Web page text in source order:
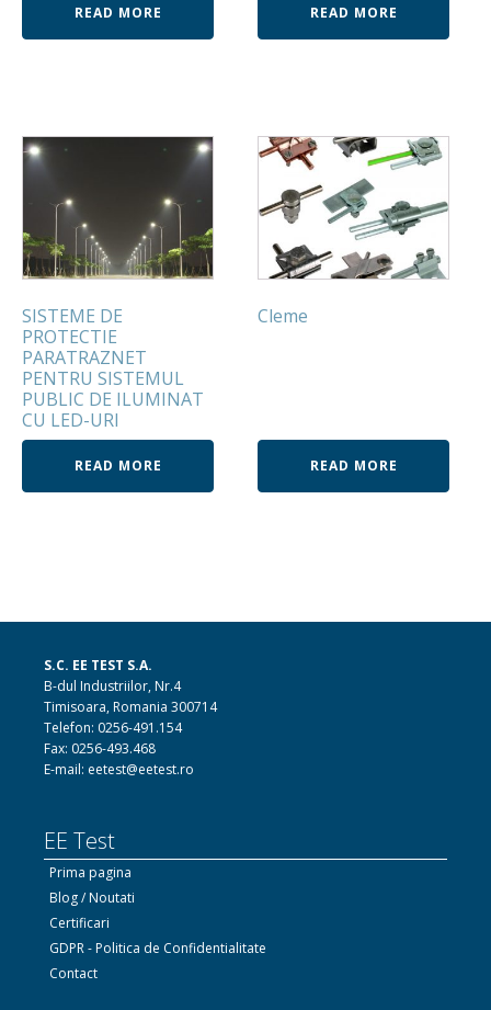
READ MORE READ MORE
SISTEME DE
PROTECTIE
PARATRAZNET
PENTRU SISTEMUL
PUBLIC DE ILUMINAT
CU LED-URI
READ MORE
Cleme
READ MORE
S.C. EE TEST S.A.
B-dul Industriilor, Nr.4
Timisoara, Romania 300714
Telefon: 0256-491.154
Fax: 0256-493.468
E-mail: eetest@eetest.ro
EE Test
Prima pagina
Blog / Noutati
Certificari
GDPR - Politica de Confidentialitate
Contact